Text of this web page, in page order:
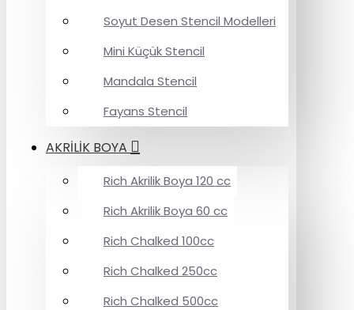
Soyut Desen Stencil Modelleri
Mini Küçük Stencil
Mandala Stencil
Fayans Stencil
AKRİLİK BOYA
Rich Akrilik Boya 120 cc
Rich Akrilik Boya 60 cc
Rich Chalked 100cc
Rich Chalked 250cc
Rich Chalked 500cc